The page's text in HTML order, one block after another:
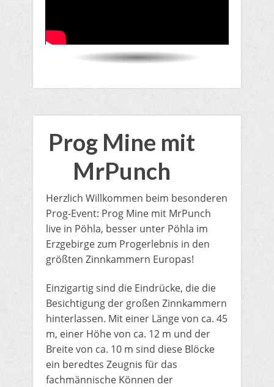
Prog Mine mit
MrPunch
Herzlich Willkommen beim besonderen
Prog-Event: Prog Mine mit MrPunch
live in Pöhla, besser unter Pöhla im
Erzgebirge zum Progerlebnis in den
größten Zinnkammern Europas!
Einzigartig sind die Eindrücke, die die
Besichtigung der großen Zinnkammern
hinterlassen. Mit einer Länge von ca. 45
m, einer Höhe von ca. 12 m und der
Breite von ca. 10 m sind diese Blöcke
ein beredtes Zeugnis für das
fachmännische Können der